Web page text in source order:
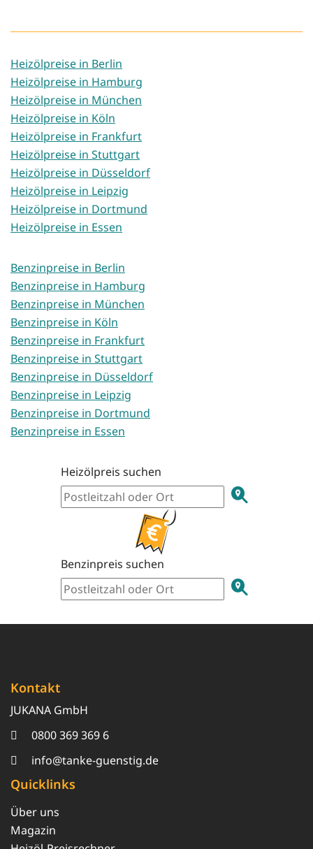
Heizölpreise in Berlin
Heizölpreise in Hamburg
Heizölpreise in München
Heizölpreise in Köln
Heizölpreise in Frankfurt
Heizölpreise in Stuttgart
Heizölpreise in Düsseldorf
Heizölpreise in Leipzig
Heizölpreise in Dortmund
Heizölpreise in Essen
Benzinpreise in Berlin
Benzinpreise in Hamburg
Benzinpreise in München
Benzinpreise in Köln
Benzinpreise in Frankfurt
Benzinpreise in Stuttgart
Benzinpreise in Düsseldorf
Benzinpreise in Leipzig
Benzinpreise in Dortmund
Benzinpreise in Essen
Heizölpreis suchen
Benzinpreis suchen
Kontakt
JUKANA GmbH
0800 369 369 6
info@tanke-guenstig.de
Quicklinks
Über uns
Magazin